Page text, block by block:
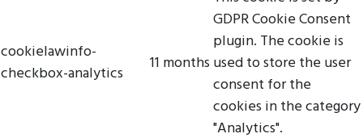
cookielawinfo-
checkbox-analytics
11 months
GDPR Cookie Consent
plugin. The cookie is
used to store the user
consent for the
cookies in the category
"Analytics".